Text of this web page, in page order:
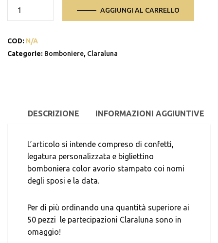
26029
AGGIUNGI AL CARRELLO
COD: N/A
Categorie: Bomboniere, Claraluna
DESCRIZIONE INFORMAZIONI AGGIUNTIVE
L’articolo si intende compreso di confetti,
legatura personalizzata e bigliettino
bomboniera color avorio stampato coi nomi
degli sposi e la data.
Per di più ordinando una quantità superiore ai
50 pezzi le partecipazioni Claraluna sono in
omaggio!